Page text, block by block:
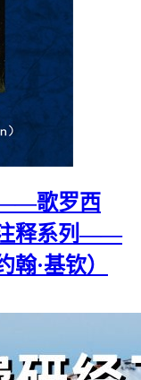
——歌罗西
注释系列——
·基钦）